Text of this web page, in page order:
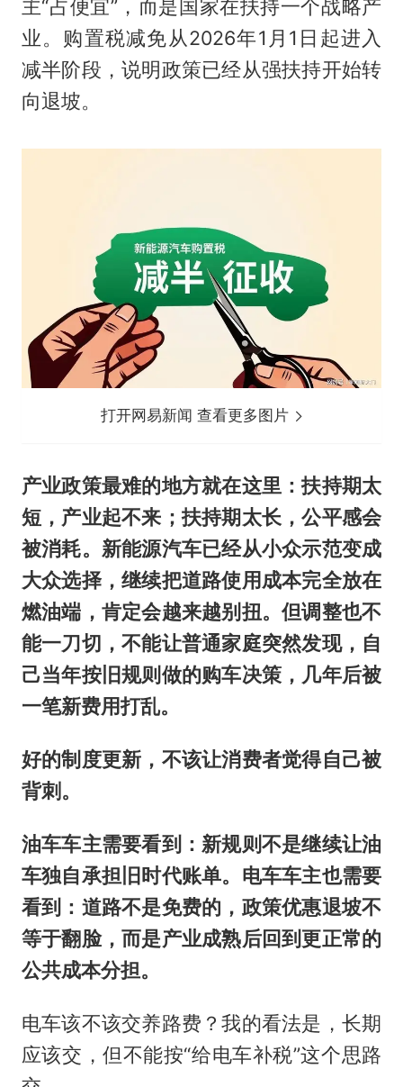
主“占便宜”，而是国家在扶持一个战略产
业。购置税减免从2026年1月1日起进入
减半阶段，说明政策已经从强扶持开始转
向退坡。
打开网易新闻 查看更多图片
产业政策最难的地方就在这里：扶持期太
短，产业起不来；扶持期太长，公平感会
被消耗。新能源汽车已经从小众示范变成
大众选择，继续把道路使用成本完全放在
燃油端，肯定会越来越别扭。但调整也不
能一刀切，不能让普通家庭突然发现，自
己当年按旧规则做的购车决策，几年后被
一笔新费用打乱。
好的制度更新，不该让消费者觉得自己被
背刺。
油车车主需要看到：新规则不是继续让油
车独自承担旧时代账单。电车车主也需要
看到：道路不是免费的，政策优惠退坡不
等于翻脸，而是产业成熟后回到更正常的
公共成本分担。
电车该不该交养路费？我的看法是，长期
应该交，但不能按“给电车补税”这个思路